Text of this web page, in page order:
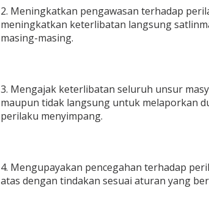
2. Meningkatkan pengawasan terhadap
meningkatkan keterlibatan langsung
masing-masing.
3. Mengajak keterlibatan seluruh unsur
maupun tidak langsung untuk melaporkan
perilaku menyimpang.
4. Mengupayakan pencegahan terhadap
atas dengan tindakan sesuai aturan yang